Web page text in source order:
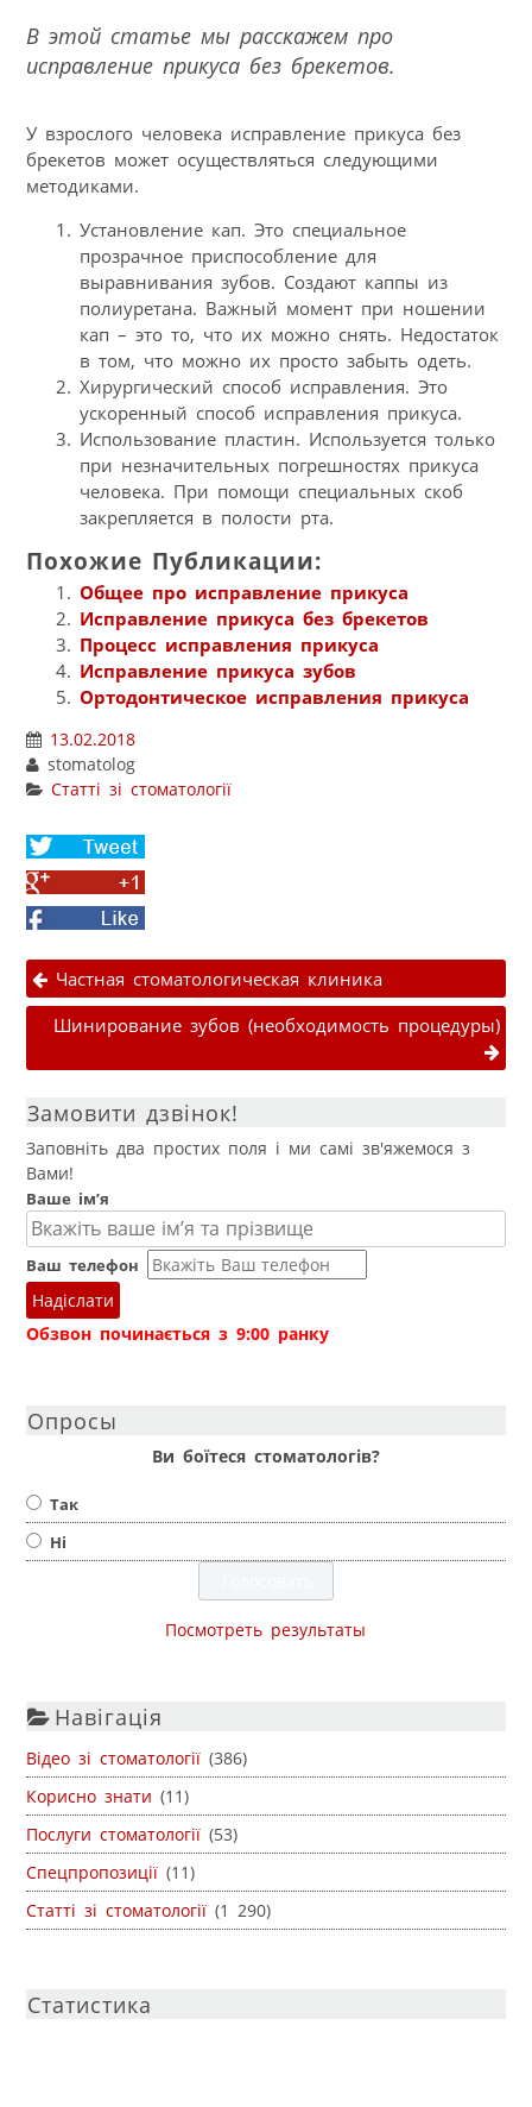
В этой статье мы расскажем про
исправление прикуса без брекетов.
У взрослого человека исправление прикуса без
брекетов может осуществляться следующими
методиками.
Установление кап. Это специальное
прозрачное приспособление для
выравнивания зубов. Создают каппы из
полиуретана. Важный момент при ношении
кап – это то, что их можно снять. Недостаток
в том, что можно их просто забыть одеть.
Хирургический способ исправления. Это
ускоренный способ исправления прикуса.
Использование пластин. Используется только
при незначительных погрешностях прикуса
человека. При помощи специальных скоб
закрепляется в полости рта.
Похожие Публикации:
Общее про исправление прикуса
Исправление прикуса без брекетов
Процесс исправления прикуса
Исправление прикуса зубов
Ортодонтическое исправления прикуса
13.02.2018
stomatolog
Статті зі стоматології
Share
on
Twitter
Share
on
Google+
Facebook
Навігація публікаціями
Частная стоматологическая клиника
Шинирование зубов (необходимость процедуры)
Замовити дзвінок!
Заповніть два простих поля і ми самі зв'яжемося з
Вами!
Ваше ім’я
Ваш телефон
Надіслати
Обзвон починається з 9:00 ранку
Опросы
Ви боїтеся стоматологів?
Так
Ні
Посмотреть результаты
Навігація
Відео зі стоматології (386)
Корисно знати (11)
Послуги стоматології (53)
Спецпропозиції (11)
Статті зі стоматології (1 290)
Статистика